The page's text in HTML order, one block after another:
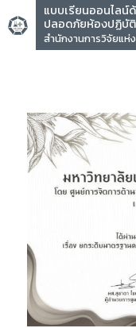
แบบเรียนออนไลน์
ปลอดภัยห้องปฏิบัติ
สำนักงานการวิจัยแห่